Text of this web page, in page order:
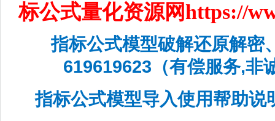
标公式量化资源网https://
指标公式模型破解还原解密
619619623（有偿服务,非
指标公式模型导入使用帮助说